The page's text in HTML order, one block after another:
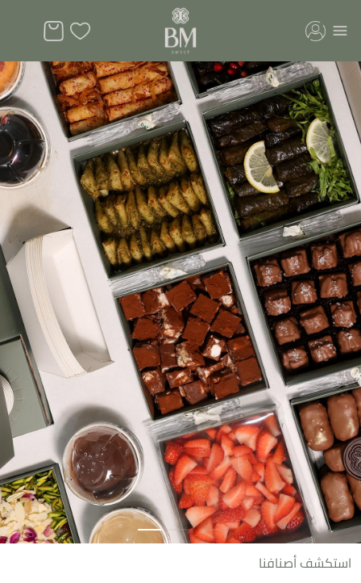
استكشف أصنافنا